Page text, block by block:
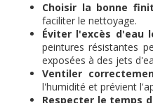
Choisir la bonne
faciliter le nettoyage.
Éviter l'excès d'eau
peintures résistantes
exposées à des jets
Ventiler
l'humidité et prévient
Respecter le temps